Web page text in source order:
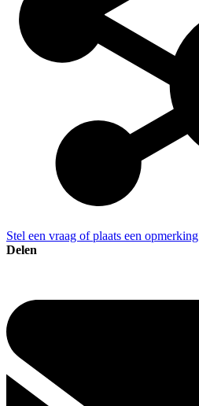
Stel een vraag of plaats een
Delen